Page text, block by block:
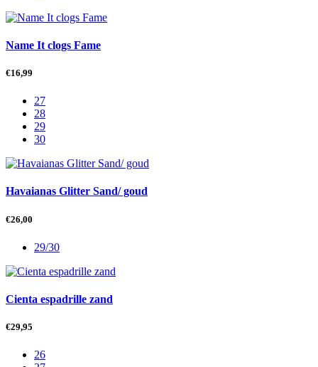
Name It clogs Fame
€16,99
27
28
29
30
Havaianas Glitter Sand/ goud
€26,00
29/30
Cienta espadrille zand
€29,95
26